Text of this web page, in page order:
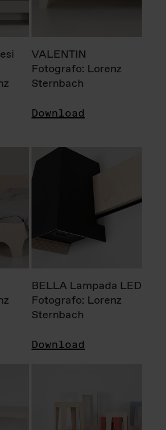
VALENTIN
Fotografo: Lorenz
Sternbach
Download
BELLA Lampada LED
Fotografo: Lorenz
Sternbach
Download